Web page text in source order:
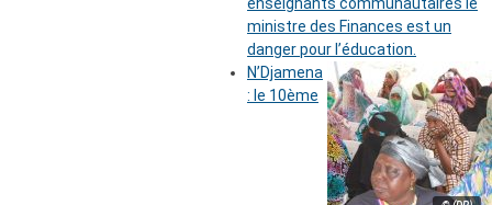
ministre des Finances est un
danger pour l’éducation.
N’Djamena
: le 10ème